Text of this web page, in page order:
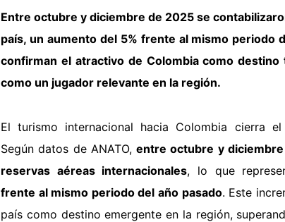
Entre octubre y diciembre de 2025 se
país, un aumento del 5% frente al mismo periodo
confirman el atractivo de Colombia como
como un jugador relevante en la región.
El turismo internacional hacia Colombia cierra
Según datos de ANATO,entre octubre y
reservas aéreas internacionales, lo que
frente al mismo periodo del año pasado. Este
país como destino emergente en la región,